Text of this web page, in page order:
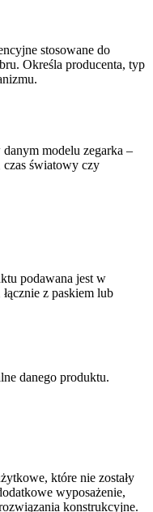
stosowane do
Określa producenta, typ
modelu zegarka –
czas światowy czy
podawana jest w
z paskiem lub
danego produktu.
które nie zostały
wyposażenie,
konstrukcyjne.